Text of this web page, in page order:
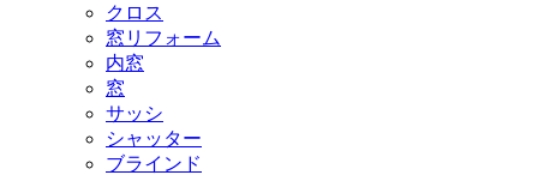
クロス
窓リフォーム
内窓
窓
サッシ
シャッター
ブラインド